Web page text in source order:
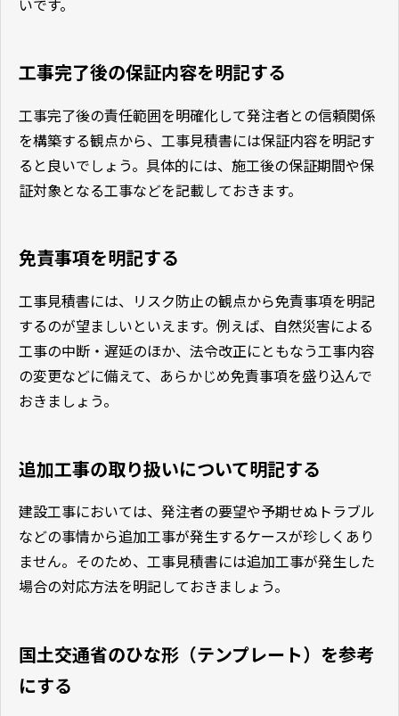
工事完了後の保証内容を明記する
工事完了後の責任範囲を明確化して発注者との信頼関係
を構築する観点から、工事見積書には保証内容を明記す
ると良いでしょう。具体的には、施工後の保証期間や保
証対象となる工事などを記載しておきます。
免責事項を明記する
工事見積書には、リスク防止の観点から免責事項を明記
するのが望ましいといえます。例えば、自然災害による
工事の中断・遅延のほか、法令改正にともなう工事内容
の変更などに備えて、あらかじめ免責事項を盛り込んで
おきましょう。
追加工事の取り扱いについて明記する
建設工事においては、発注者の要望や予期せぬトラブル
などの事情から追加工事が発生するケースが珍しくあり
ません。そのため、工事見積書には追加工事が発生した
場合の対応方法を明記しておきましょう。
国土交通省のひな形（テンプレート）を参考
にする